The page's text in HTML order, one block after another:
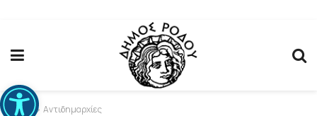
Ανοίξτε τη γραμμή εργαλείων
Home Αντιδημαρχίες